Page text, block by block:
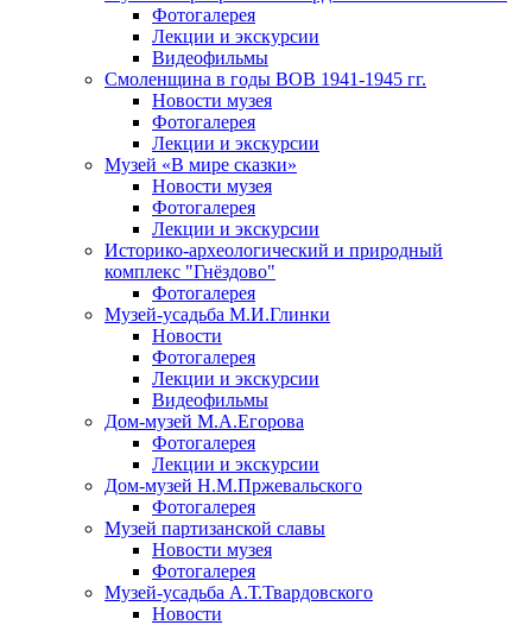
Фотогалерея
Лекции и экскурсии
Видеофильмы
Смоленщина в годы ВОВ 1941-1945 гг.
Новости музея
Фотогалерея
Лекции и экскурсии
Музей «В мире сказки»
Новости музея
Фотогалерея
Лекции и экскурсии
Историко-археологический и природный
комплекс "Гнёздово"
Фотогалерея
Музей-усадьба М.И.Глинки
Новости
Фотогалерея
Лекции и экскурсии
Видеофильмы
Дом-музей М.А.Егорова
Фотогалерея
Лекции и экскурсии
Дом-музей Н.М.Пржевальского
Фотогалерея
Музей партизанской славы
Новости музея
Фотогалерея
Музей-усадьба А.Т.Твардовского
Новости